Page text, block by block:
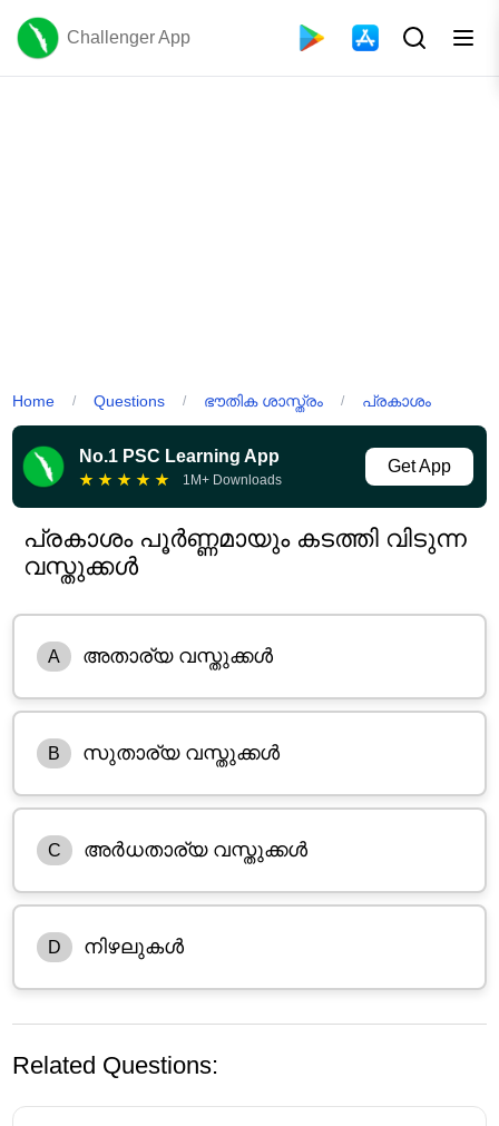
Challenger App
Home / Questions / ഭൗതിക ശാസ്ത്രം / പ്രകാശം
No.1 PSC Learning App
★ ★ ★ ★ ★ 1M+ Downloads
Get App
പ്രകാശം പൂർണ്ണമായും കടത്തി വിടുന്ന
വസ്തുക്കൾ
A അതാര്യ വസ്തുക്കൾ
B സുതാര്യ വസ്തുക്കൾ
C അർധതാര്യ വസ്തുക്കൾ
D നിഴലുകൾ
Related Questions: